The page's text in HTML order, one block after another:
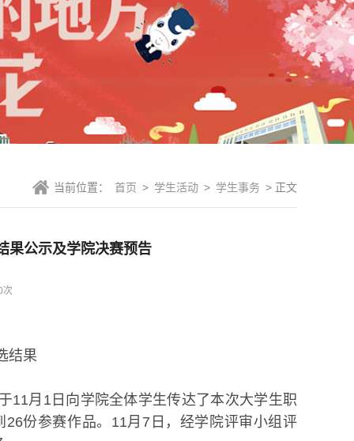
当前位置： 首页 > 学生活动 > 学生事务 > 正文
果公示及学院决赛预告
次
结果
11月1日向学院全体学生传达了本次大学生职
份参赛作品。11月7日，经学院评审小组评